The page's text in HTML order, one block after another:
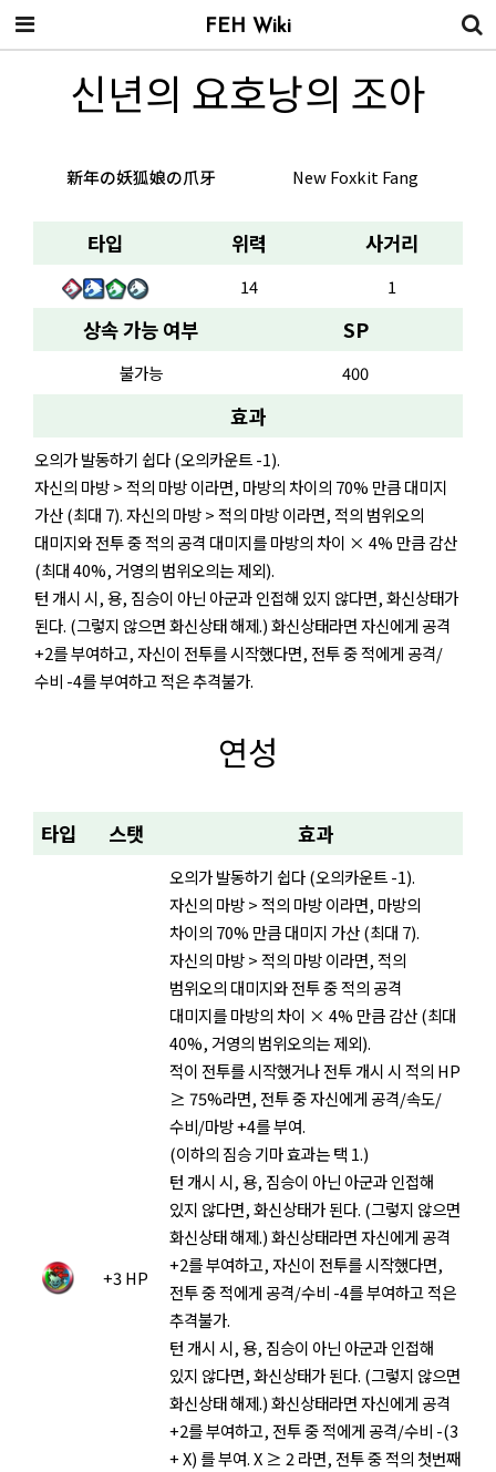
신년의 요호낭의 조아
新年の妖狐娘の爪牙 New Foxkit Fang
타입 위력 사거리
14 1
상속 가능 여부 SP
불가능 400
효과
오의가 발동하기 쉽다 (오의카운트 -1).
자신의 마방 > 적의 마방 이라면, 마방의 차이의 70% 만큼 대미지
가산 (최대 7). 자신의 마방 > 적의 마방 이라면, 적의 범위오의
대미지와 전투 중 적의 공격 대미지를 마방의 차이 × 4% 만큼 감산
(최대 40%, 거영의 범위오의는 제외).
턴 개시 시, 용, 짐승이 아닌 아군과 인접해 있지 않다면, 화신상태가
된다. (그렇지 않으면 화신상태 해제.) 화신상태라면 자신에게 공격
+2를 부여하고, 자신이 전투를 시작했다면, 전투 중 적에게 공격/
수비 -4를 부여하고 적은 추격불가.
연성
타입 스탯 효과
+3 HP
오의가 발동하기 쉽다 (오의카운트 -1).
자신의 마방 > 적의 마방 이라면, 마방의
차이의 70% 만큼 대미지 가산 (최대 7).
자신의 마방 > 적의 마방 이라면, 적의
범위오의 대미지와 전투 중 적의 공격
대미지를 마방의 차이 × 4% 만큼 감산 (최대
40%, 거영의 범위오의는 제외).
적이 전투를 시작했거나 전투 개시 시 적의 HP
≥ 75%라면, 전투 중 자신에게 공격/속도/
수비/마방 +4를 부여.
(이하의 짐승 기마 효과는 택 1.)
턴 개시 시, 용, 짐승이 아닌 아군과 인접해
있지 않다면, 화신상태가 된다. (그렇지 않으면
화신상태 해제.) 화신상태라면 자신에게 공격
+2를 부여하고, 자신이 전투를 시작했다면,
전투 중 적에게 공격/수비 -4를 부여하고 적은
추격불가.
턴 개시 시, 용, 짐승이 아닌 아군과 인접해
있지 않다면, 화신상태가 된다. (그렇지 않으면
화신상태 해제.) 화신상태라면 자신에게 공격
+2를 부여하고, 전투 중 적에게 공격/수비 -(3
+ X) 를 부여. X ≥ 2 라면, 전투 중 적의 첫번째
FEH Wiki